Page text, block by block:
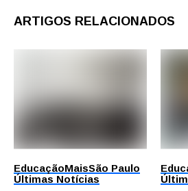
ARTIGOS RELACIONADOS
EducaçãoMaisSão Paulo
Últimas Notícias